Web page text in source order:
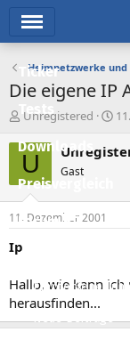
Ticker
Tests
Downloads
Preisvergleich
Forum
Aktuelles
Empfohlene
Neue Beiträge
Heimnetzwerke
Die eigene IP
E
s
e
e
Unregistered
E
s
t
U Gast
11. Dezember 2001
Ip
Hallo, wie kann
herausfinden...